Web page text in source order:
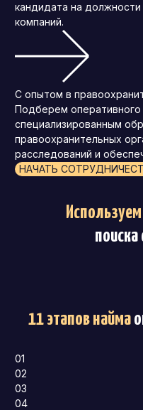
кандидата на
компаний.
С опытом в
Подберем
специализированным
правоохранительных
расследований и
НАЧАТЬ
11 этапов найма
01
02
03
04